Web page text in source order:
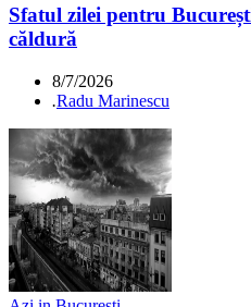
Sfatul zilei pentru
căldură
8/7/2026
.Radu Marinescu